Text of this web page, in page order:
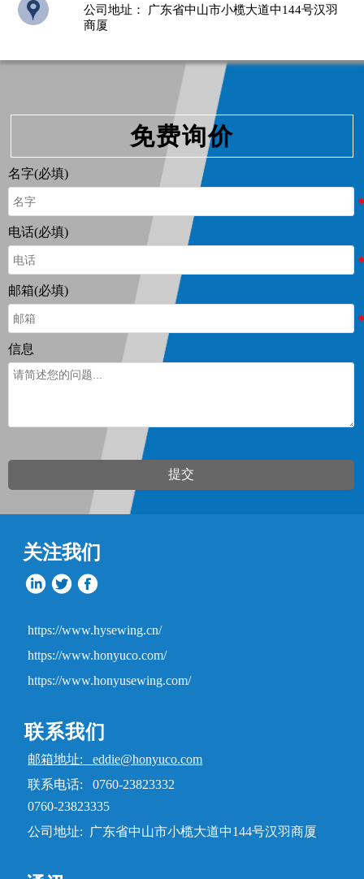

公司地址： 广东省中山市小榄大道中144号汉羽
商厦
免费询价
名字(必填)
电话(必填)
邮箱(必填)
信息
提交
关注我们
https://www.hysewing.cn/
https://www.honyuco.com/
https://www.honyusewing.com/
联系我们
邮箱地址: eddie@honyuco.com
联系电话: 0760-23823332
0760-23823335
公司地址: 广东省中山市小榄大道中144号汉羽商厦